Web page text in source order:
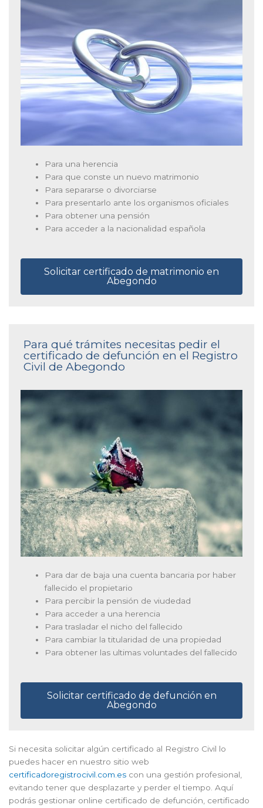
Para una herencia
Para que conste un nuevo matrimonio
Para separarse o divorciarse
Para presentarlo ante los organismos oficiales
Para obtener una pensión
Para acceder a la nacionalidad española
Solicitar certificado de matrimonio en
Abegondo
Para qué trámites necesitas pedir el
certificado de defunción en el Registro
Civil de Abegondo
Para dar de baja una cuenta bancaria por haber
fallecido el propietario
Para percibir la pensión de viudedad
Para acceder a una herencia
Para trasladar el nicho del fallecido
Para cambiar la titularidad de una propiedad
Para obtener las ultimas voluntades del fallecido
Solicitar certificado de defunción en
Abegondo
Si necesita solicitar algún certificado al Registro Civil lo
puedes hacer en nuestro sitio web
certificadoregistrocivil.com.es con una gestión profesional,
evitando tener que desplazarte y perder el tiempo. Aquí
podrás gestionar online certificado de defunción, certificado